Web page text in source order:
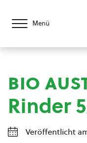
Menü
bio
Rinder
Veröffentlicht